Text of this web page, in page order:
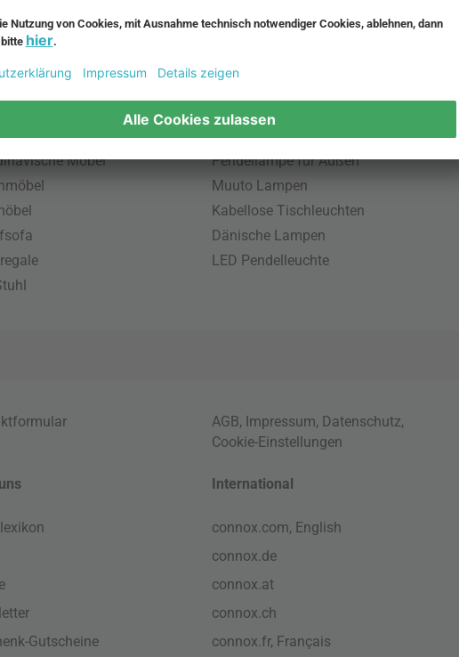
und zzgl.
Möbel
Beliebte Leuchten
Pendellampe für Außen
Muuto Lampen
Kabellose Tischleuchten
Dänische Lampen
LED Pendelleuchte
AGB, Impressum, Datenschutz,
Cookie-Einstellungen
Gutscheine
International
connox.com, English
connox.de
connox.at
connox.ch
connox.fr, Français